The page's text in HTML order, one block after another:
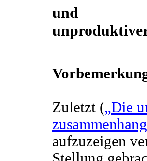
und
Zuletzt („Die
aufzuzeigen